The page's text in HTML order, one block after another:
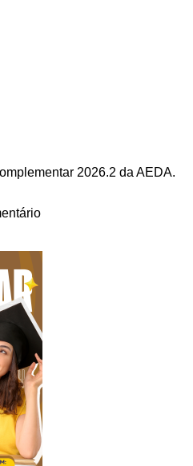
2026.2 da AEDA.